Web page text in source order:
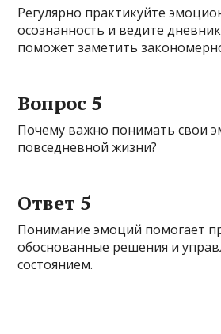
Регулярно практикуйте
осознанность и ведите
поможет заметить
Вопрос 5
Почему важно понимать свои
повседневной жизни?
Ответ 5
Понимание эмоций помогает
обоснованные решения и
состоянием.